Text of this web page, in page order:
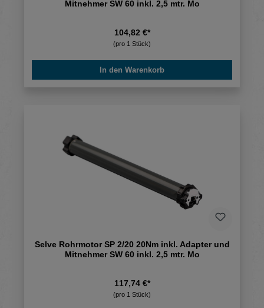
Mitnehmer SW 60 inkl. 2,5 mtr. Mo
104,82 €*
(pro 1 Stück)
In den Warenkorb
Selve Rohrmotor SP 2/20 20Nm inkl. Adapter und
Mitnehmer SW 60 inkl. 2,5 mtr. Mo
117,74 €*
(pro 1 Stück)